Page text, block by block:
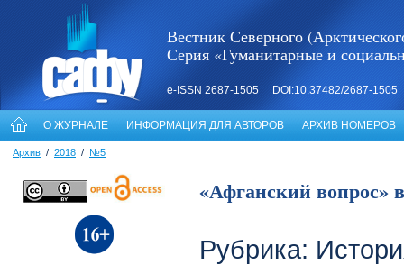
Вестник Северного
Серия «Гуманитарные и
e-ISSN 2687-1505 DOI:10.37482/2687-1505
О ЖУРНАЛЕ ИНФОРМАЦИЯ ДЛЯ АВТОРОВ АРХИВ НОМЕРОВ
Архив / 2018 / №5
«Афганский вопрос»
Рубрика: